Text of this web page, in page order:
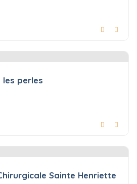
les perles
Sainte Henriette